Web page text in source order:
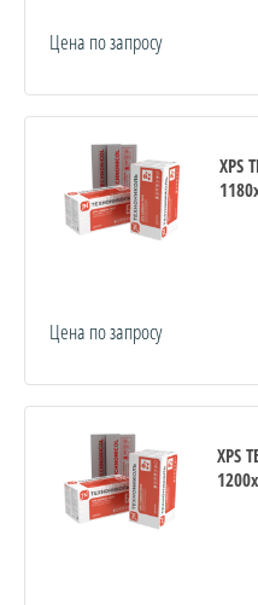
Цена по запросу
XPS
Цена по запросу
XPS